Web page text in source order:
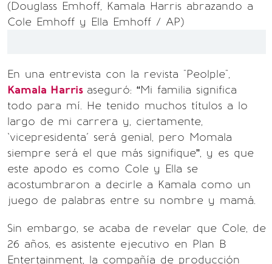
(Douglass Emhoff, Kamala Harris abrazando a
Cole Emhoff y Ella Emhoff / AP)
En una entrevista con la revista "Peolple",
Kamala Harris aseguró: “Mi familia significa
todo para mí. He tenido muchos títulos a lo
largo de mi carrera y, ciertamente,
`vicepresidenta´ será genial, pero Momala
siempre será el que más signifique”, y es que
este apodo es como Cole y Ella se
acostumbraron a decirle a Kamala como un
juego de palabras entre su nombre y mamá.
Sin embargo, se acaba de revelar que Cole, de
26 años, es asistente ejecutivo en Plan B
Entertainment, la compañía de producción